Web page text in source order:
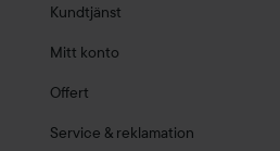
Kundtjänst
Mitt konto
Offert
Service & reklamation